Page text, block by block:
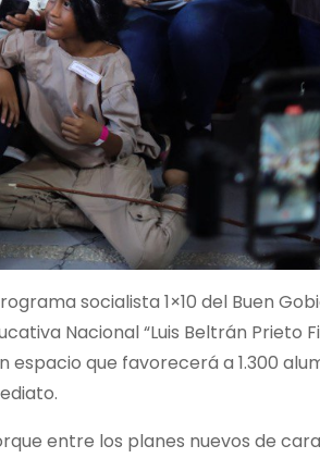
socialista 1×10 del Buen
Nacional “Luis Beltrán Prieto
espacio que favorecerá a 1.300
entre los planes nuevos de